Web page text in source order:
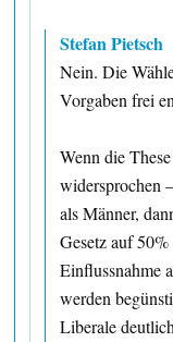
Stefan Pietsch
Nein. Die
Vorgaben frei
Wenn die
widersprochen
als Männer,
Gesetz auf
Einflussnahme
werden
Liberale